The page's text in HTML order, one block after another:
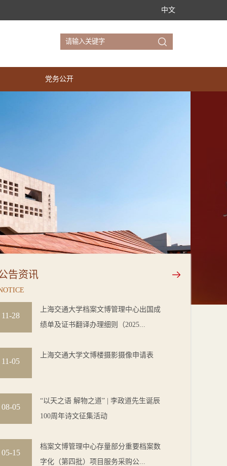
中文
党务公开
告资讯
11-28
上海交通大学档案文博管理中心出国成
绩单及证书翻译办理细则（2025...
11-05
上海交通大学文博楼摄影摄像申请表
08-05
“以天之语 解物之道” | 李政道先生诞辰
100周年诗文征集活动
05-15
档案文博管理中心存量部分重要档案数
字化（第四批）项目服务采购公...